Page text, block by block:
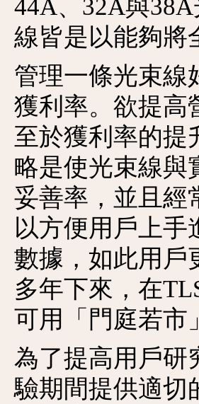
44A、32A與
線皆是以能夠將
管理一條光束線
獲利率。欲提高
至於獲利率的提
略是使光束線與
妥善率，並且經
以方便用戶上手
數據，如此用戶
多年下來，在
可用「門庭若市
為了提高用戶研
驗期間提供適切